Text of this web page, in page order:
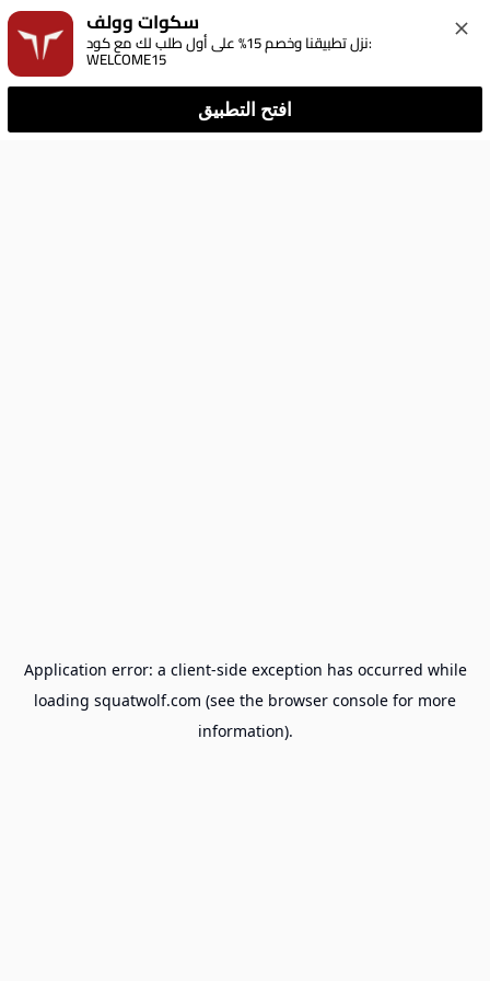
سكوات وولف
نزل تطبيقنا وخصم 15% على أول طلب لك مع كود:
WELCOME15
افتح التطبيق
Application error: a client-side exception has occurred while
loading squatwolf.com (see the browser console for more
information).